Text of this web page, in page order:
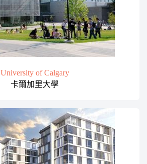
University of Calgary
卡爾加里大學